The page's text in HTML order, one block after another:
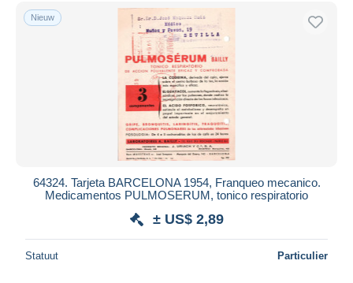
Gratis levering
Bankoverschrijving
Mastercard
Bancontact
Maestro
Woonplaats van de verkoper
Nieuw
64324. Tarjeta BARCELONA 1954, Franqueo mecanico.
Medicamentos PULMOSERUM, tonico respiratorio
± US$ 2,89
Statuut Particulier